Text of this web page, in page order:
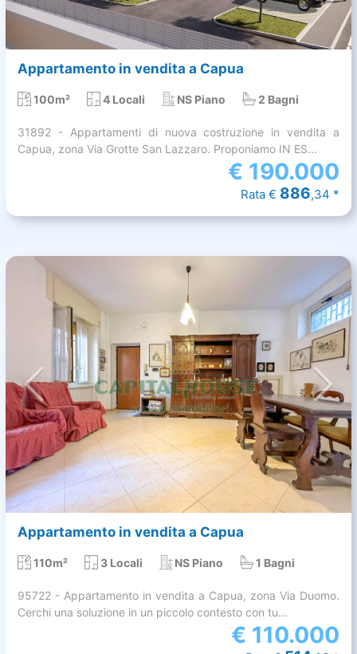
Appartamento in vendita a Capua
100m² 4 Locali NS Piano 2 Bagni
31892 - Appartamenti di nuova costruzione in vendita a
Capua, zona Via Grotte San Lazzaro. Proponiamo IN ES...
€ 190.000
Rata € 886,34 *
Appartamento in vendita a Capua
110m² 3 Locali NS Piano 1 Bagni
95722 - Appartamento in vendita a Capua, zona Via Duomo.
Cerchi una soluzione in un piccolo contesto con tu...
€ 110.000